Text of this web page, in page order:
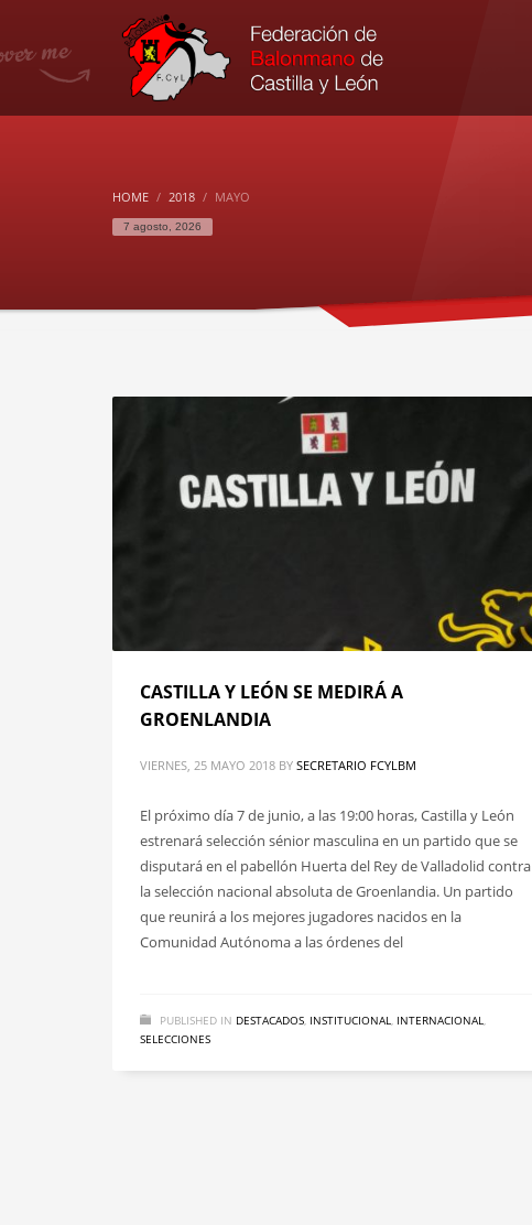
HOME 2018 MAYO
7 agosto, 2026
CASTILLA Y LEÓN SE MEDIRÁ A
GROENLANDIA
VIERNES, 25 MAYO 2018 BY SECRETARIO FCYLBM
El próximo día 7 de junio, a las 19:00 horas, Castilla y León
estrenará selección sénior masculina en un partido que se
disputará en el pabellón Huerta del Rey de Valladolid contra
la selección nacional absoluta de Groenlandia. Un partido
que reunirá a los mejores jugadores nacidos en la
Comunidad Autónoma a las órdenes del
PUBLISHED IN DESTACADOS, INSTITUCIONAL, INTERNACIONAL,
SELECCIONES